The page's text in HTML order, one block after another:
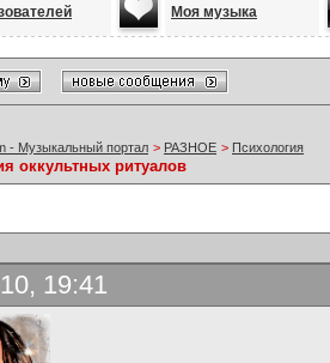
Моя музыка
- Музыкальный портал > РАЗНОЕ > Психология
оккультных ритуалов
19:41